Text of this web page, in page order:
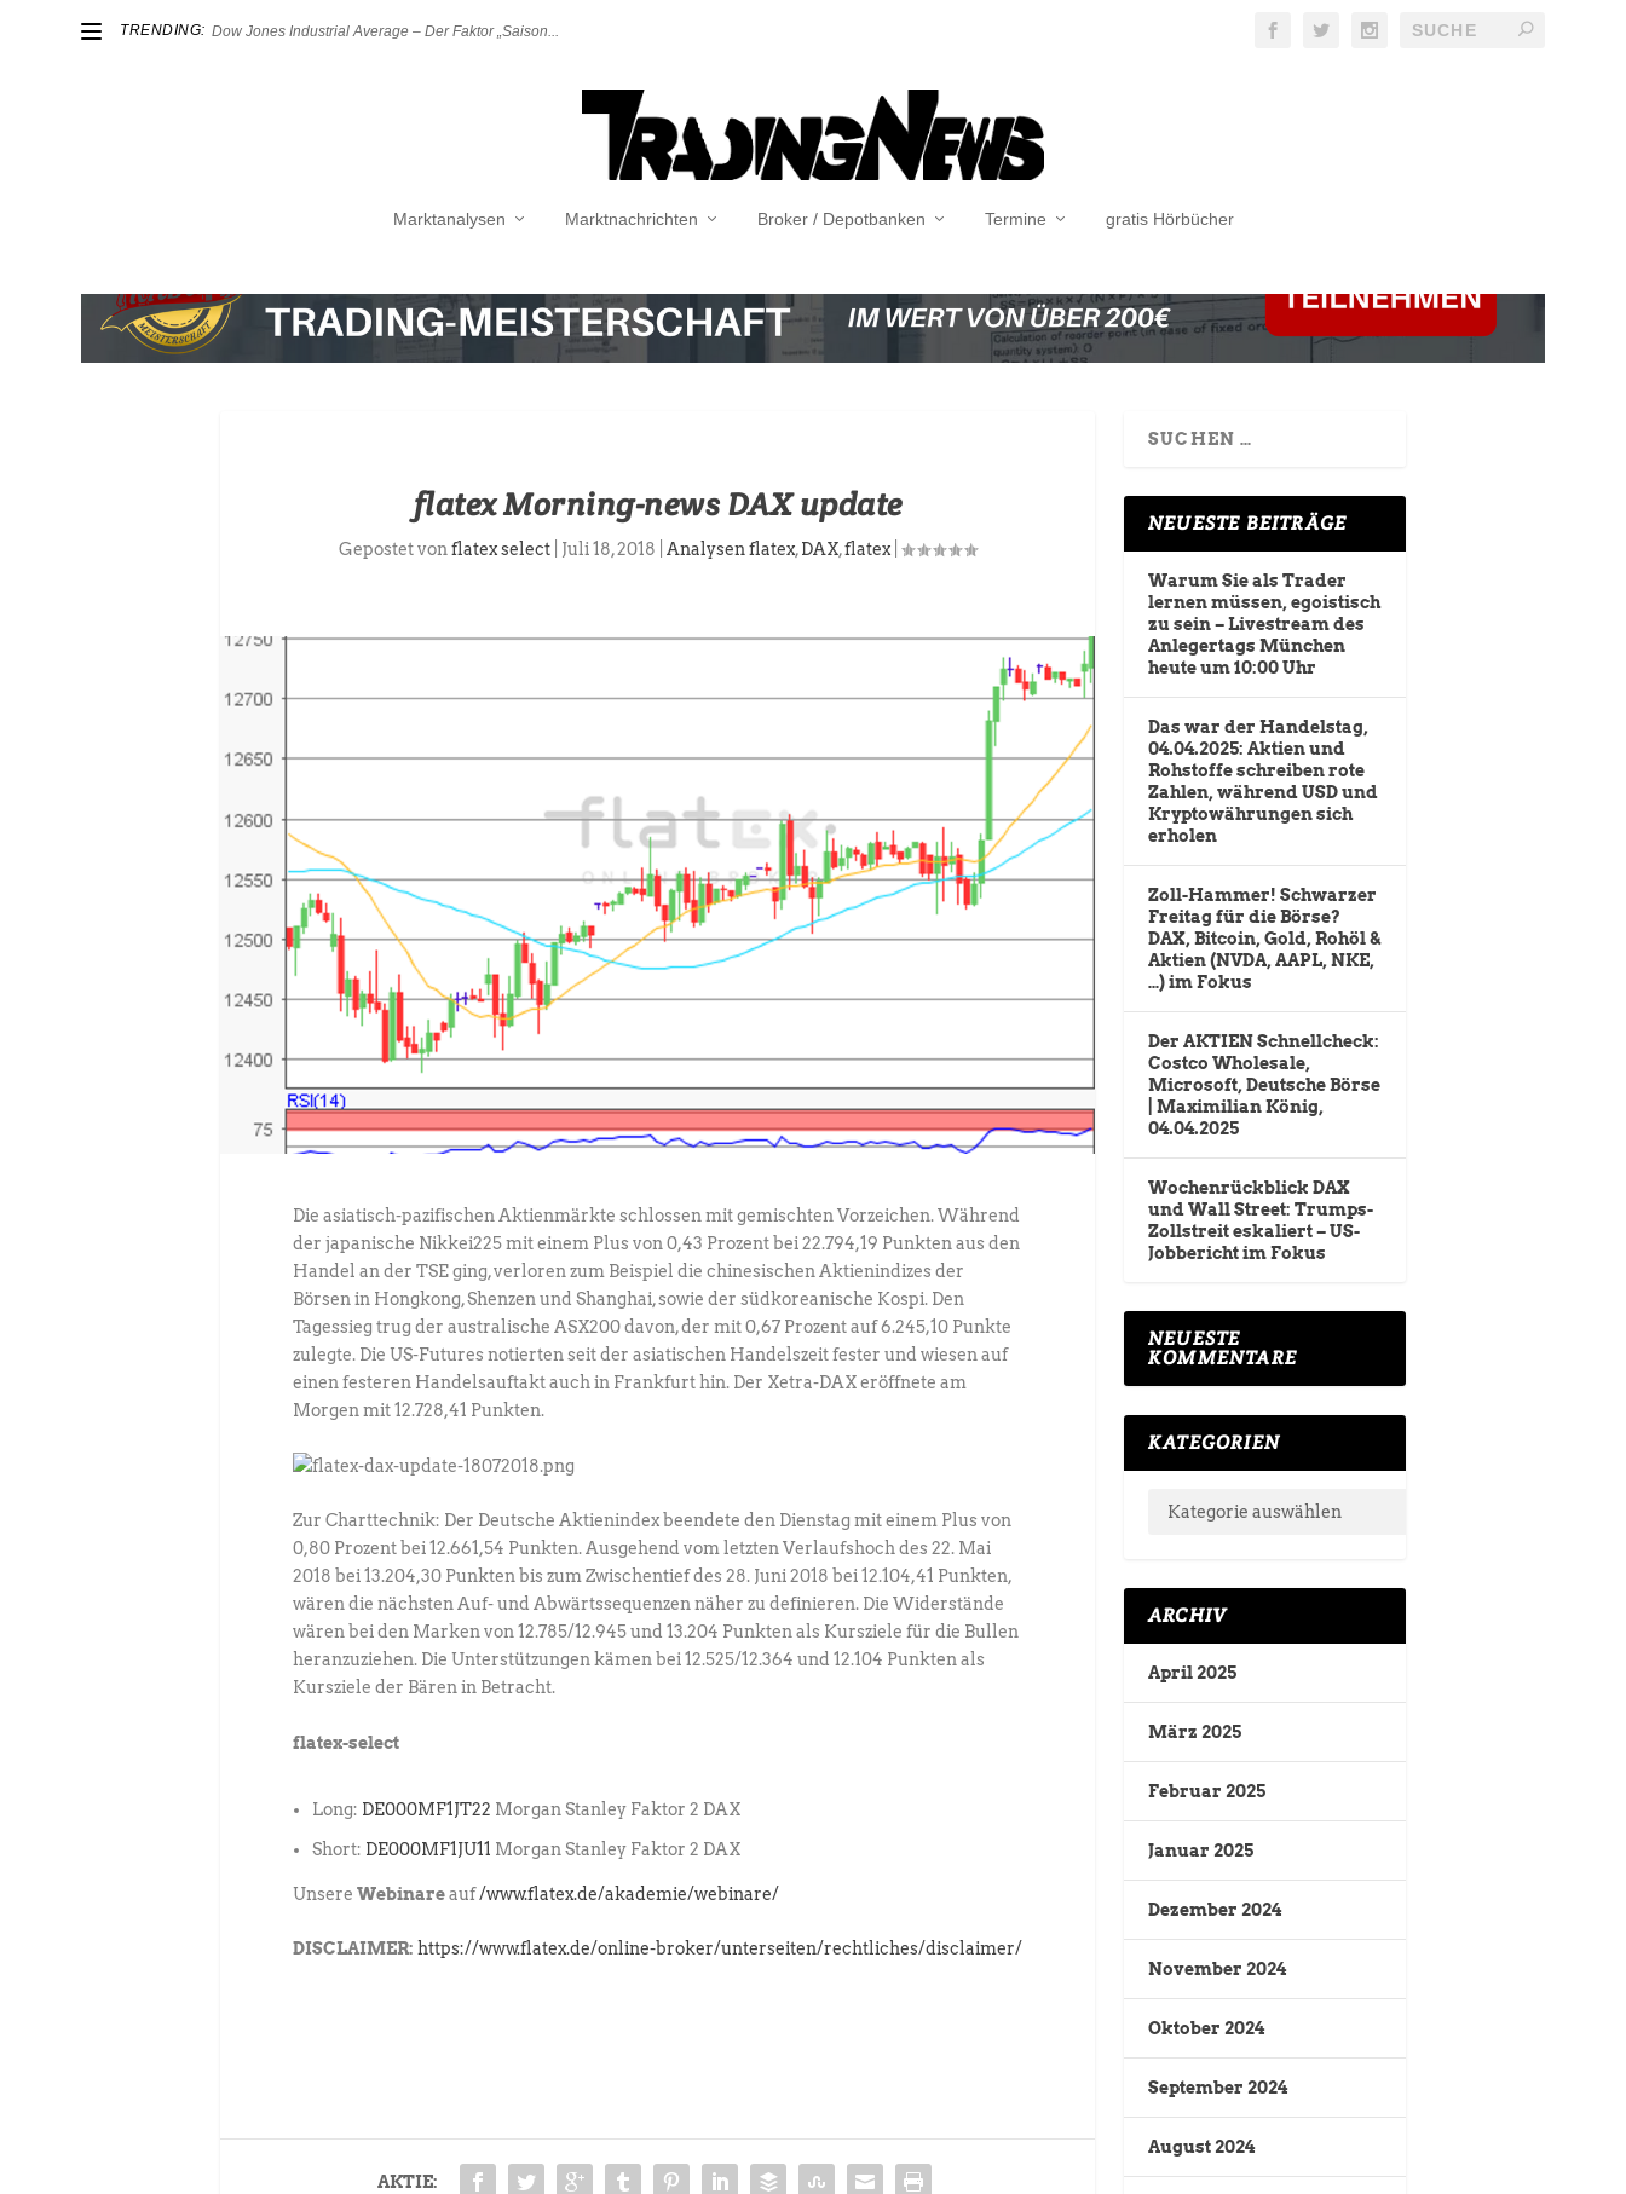
TRENDING: Dow Jones Industrial Average – Der Faktor „Saison...
Marktanalysen Marktnachrichten Broker / Depotbanken Termine gratis Hörbücher
flatex Morning-news DAX update
Gepostet von flatex select Juli 18, 2018 Analysen flatex,DAX,flatex
Die asiatisch-pazifischen Aktienmärkte schlossen mit gemischten Vorzeichen. Während
der japanische Nikkei225 mit einem Plus von 0,43 Prozent bei 22.794,19 Punkten aus den
Handel an der TSE ging, verloren zum Beispiel die chinesischen Aktienindizes der
Börsen in Hongkong, Shenzen und Shanghai, sowie der südkoreanische Kospi. Den
Tagessieg trug der australische ASX200 davon, der mit 0,67 Prozent auf 6.245,10 Punkte
zulegte. Die US-Futures notierten seit der asiatischen Handelszeit fester und wiesen auf
einen festeren Handelsauftakt auch in Frankfurt hin. Der Xetra-DAX eröffnete am
Morgen mit 12.728,41 Punkten.
Zur Charttechnik: Der Deutsche Aktienindex beendete den Dienstag mit einem Plus von
0,80 Prozent bei 12.661,54 Punkten. Ausgehend vom letzten Verlaufshoch des 22. Mai
2018 bei 13.204,30 Punkten bis zum Zwischentief des 28. Juni 2018 bei 12.104,41 Punkten,
wären die nächsten Auf- und Abwärtssequenzen näher zu definieren. Die Widerstände
wären bei den Marken von 12.785/12.945 und 13.204 Punkten als Kursziele für die Bullen
heranzuziehen. Die Unterstützungen kämen bei 12.525/12.364 und 12.104 Punkten als
Kursziele der Bären in Betracht.
flatex-select
Long: DE000MF1JT22 Morgan Stanley Faktor 2 DAX
Short: DE000MF1JU11 Morgan Stanley Faktor 2 DAX
Unsere Webinareauf/www.flatex.de/akademie/webinare/
DISCLAIMER: https://www.flatex.de/online-broker/unterseiten/rechtliches/disclaimer/
AKTIE:
NEUESTE BEITRÄGE
Warum Sie als Trader
lernen müssen, egoistisch
zu sein – Livestream des
Anlegertags München
heute um 10:00 Uhr
Das war der Handelstag,
04.04.2025: Aktien und
Rohstoffe schreiben rote
Zahlen, während USD und
Kryptowährungen sich
erholen
Zoll-Hammer! Schwarzer
Freitag für die Börse?
DAX, Bitcoin, Gold, Rohöl &
Aktien (NVDA, AAPL, NKE,
…) im Fokus
Der AKTIEN Schnellcheck:
Costco Wholesale,
Microsoft, Deutsche Börse
| Maximilian König,
04.04.2025
Wochenrückblick DAX
und Wall Street: Trumps-
Zollstreit eskaliert – US-
Jobbericht im Fokus
NEUESTE
KOMMENTARE
KATEGORIEN
ARCHIV
April 2025
März 2025
Februar 2025
Januar 2025
Dezember 2024
November 2024
Oktober 2024
September 2024
August 2024